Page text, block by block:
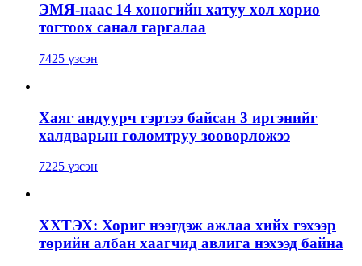
ЭМЯ-наас 14 хоногийн хатуу хөл хорио
тогтоох санал гаргалаа
7425 үзсэн
Хаяг андуурч гэртээ байсан 3 иргэнийг
халдварын голомтруу зөөвөрлөжээ
7225 үзсэн
ХХТЭХ: Хориг нээгдэж ажлаа хийх гэхээр
төрийн албан хаагчид авлига нэхээд байна